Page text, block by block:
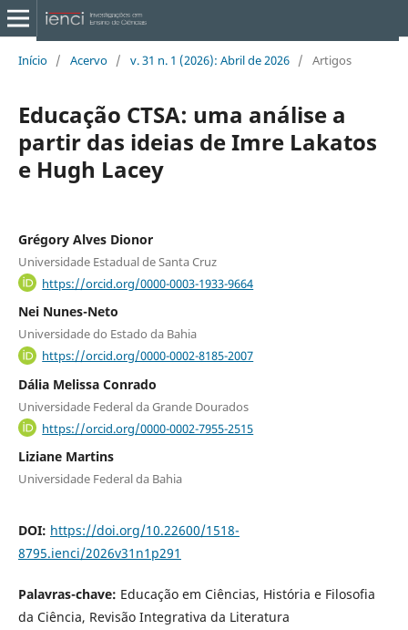
Início / Acervo / v. 31 n. 1 (2026): Abril de 2026 / Artigos
Educação CTSA: uma análise a
partir das ideias de Imre Lakatos
e Hugh Lacey
Grégory Alves Dionor
Universidade Estadual de Santa Cruz
https://orcid.org/0000-0003-1933-9664
Nei Nunes-Neto
Universidade do Estado da Bahia
https://orcid.org/0000-0002-8185-2007
Dália Melissa Conrado
Universidade Federal da Grande Dourados
https://orcid.org/0000-0002-7955-2515
Liziane Martins
Universidade Federal da Bahia
DOI: https://doi.org/10.22600/1518-
8795.ienci/2026v31n1p291
Palavras-chave: Educação em Ciências, História e Filosofia
da Ciência, Revisão Integrativa da Literatura